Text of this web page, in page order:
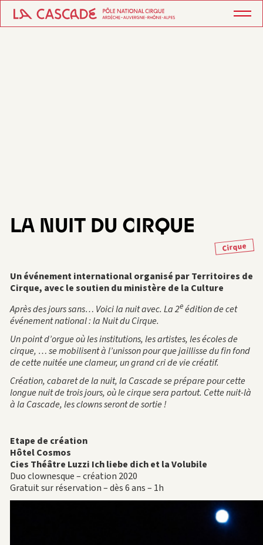
LA NUIT DU CIRQUE
Cirque
Un événement international organisé par Territoires de
Cirque, avec le soutien du ministère de la Culture
Après des jours sans… Voici la nuit avec. La 2eédition de cet
événement national : la Nuit du Cirque.
Un point d’orgue où les institutions, les artistes, les écoles de
cirque, … se mobilisent à l’unisson pour que jaillisse du fin fond
de cette nuitée une clameur, un grand cri de vie créatif.
Création, cabaret de la nuit, la Cascade se prépare pour cette
longue nuit de trois jours, où le cirque sera partout. Cette nuit-là
à la Cascade, les clowns seront de sortie !
Etape de création
Hôtel Cosmos
Cies Théâtre Luzzi Ich liebe dich et la Volubile
Duo clownesque – création 2020
Gratuit sur réservation – dès 6 ans – 1h